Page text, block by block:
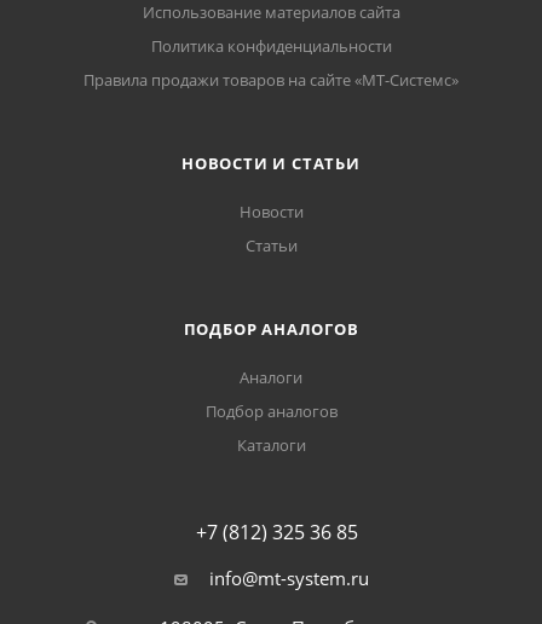
Использование материалов сайта
Политика конфиденциальности
Правила продажи товаров на сайте «МТ-Системс»
НОВОСТИ И СТАТЬИ
Новости
Статьи
ПОДБОР АНАЛОГОВ
Аналоги
Подбор аналогов
Каталоги
+7 (812) 325 36 85
info@mt-system.ru